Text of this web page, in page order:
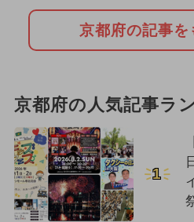
京都府の記事を
京都府の人気記事ラ
1